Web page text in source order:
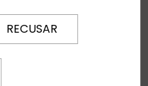
Gigantes
RECUSAR